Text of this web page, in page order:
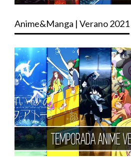
Anime&Manga | Verano 2021